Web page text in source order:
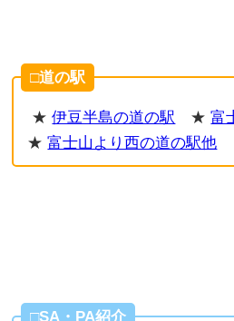
□道の駅
★伊豆半島の道の駅 ★富
★富士山より西の道の駅他
□SA・PA紹介